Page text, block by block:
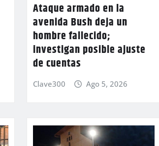
Ataque armado en la
avenida Bush deja un
hombre fallecido;
investigan posible ajuste
de cuentas
Clave300 Ago 5, 2026